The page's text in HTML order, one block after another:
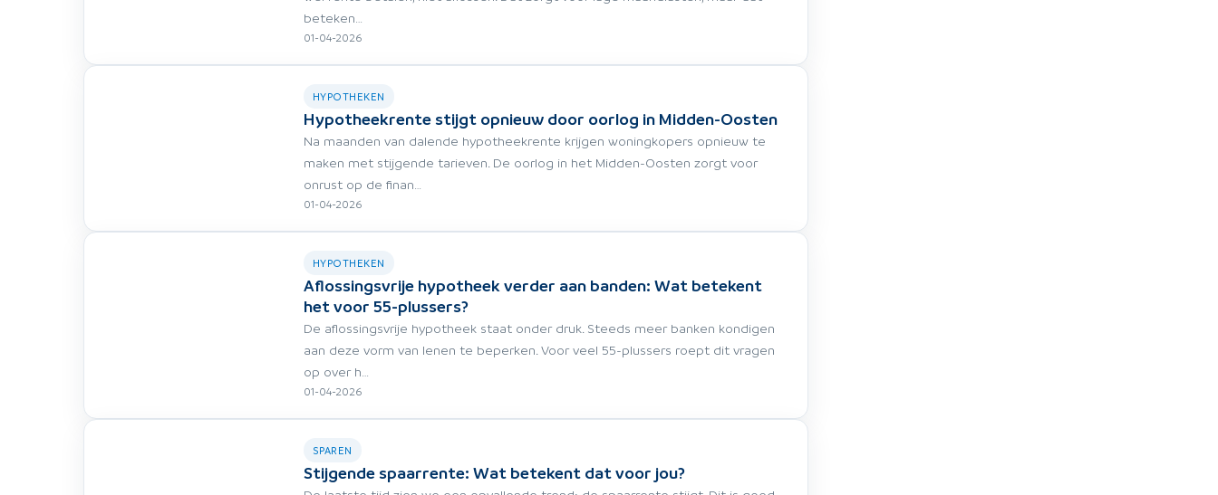
beteken…
01-04-2026
HYPOTHEKEN
Hypotheekrente stijgt opnieuw door oorlog in Midden-Oosten
Na maanden van dalende hypotheekrente krijgen woningkopers opnieuw te
maken met stijgende tarieven. De oorlog in het Midden-Oosten zorgt voor
onrust op de finan…
01-04-2026
HYPOTHEKEN
Aflossingsvrije hypotheek verder aan banden: Wat betekent
het voor 55-plussers?
De aflossingsvrije hypotheek staat onder druk. Steeds meer banken kondigen
aan deze vorm van lenen te beperken. Voor veel 55-plussers roept dit vragen
op over h…
01-04-2026
SPAREN
Stijgende spaarrente: Wat betekent dat voor jou?